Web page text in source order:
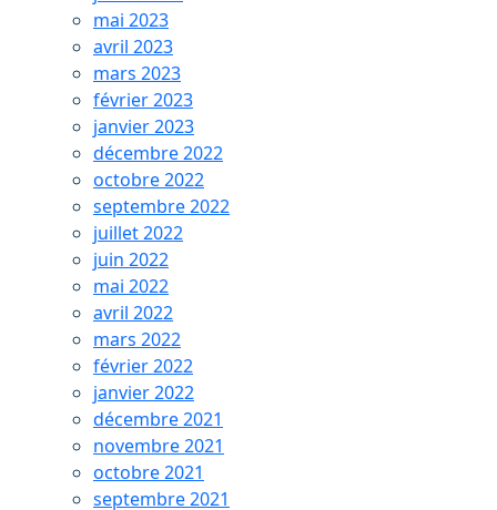
mai 2023
avril 2023
mars 2023
février 2023
janvier 2023
décembre 2022
octobre 2022
septembre 2022
juillet 2022
juin 2022
mai 2022
avril 2022
mars 2022
février 2022
janvier 2022
décembre 2021
novembre 2021
octobre 2021
septembre 2021